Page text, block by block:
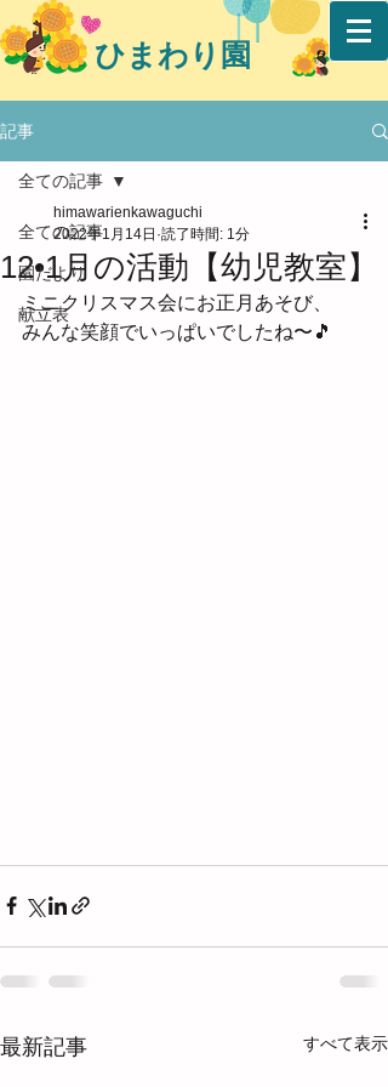
ひまわり園
記事
全ての記事
園だより
献立表
全ての記事
12•1月の活動【幼児教室】
himawarienkawaguchi
2022年1月14日 読了時間: 1分
ミニクリスマス会にお正月あそび、
みんな笑顔でいっぱいでしたね〜🎵
最新記事 すべて表示